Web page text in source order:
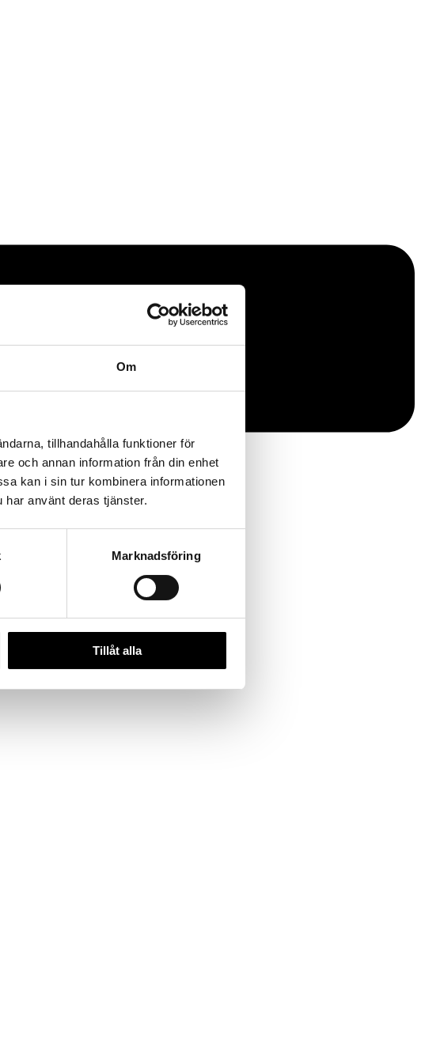
Om
tillhandahålla funktioner för
och annan information från din enhet
kan i sin tur kombinera informationen
har använt deras tjänster.
Marknadsföring
Tillåt alla